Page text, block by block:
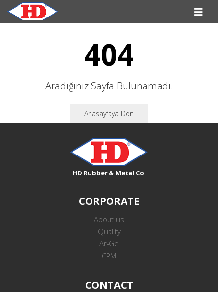
404
Aradığınız Sayfa Bulunamadı.
Anasayfaya Dön
HD Rubber & Metal Co.
CORPORATE
About us
Quality
Ar-Ge
CRM
CONTACT